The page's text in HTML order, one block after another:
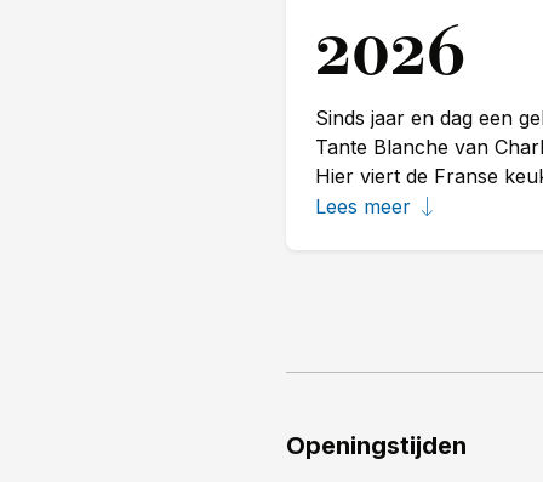
2026
Sinds jaar en dag een
Tante Blanche van
Hier viert de Franse
Gastvrouw Eleonora
gegaard, gedroogd en
Coteaux d'Aix en
knolselderij, groene
Lees meer
Openingstijden